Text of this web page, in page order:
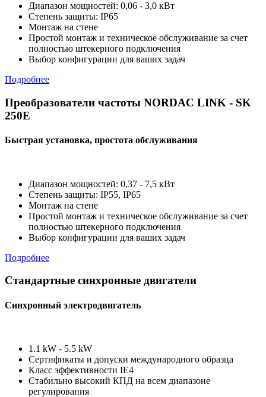
Диапазон мощностей: 0,06 - 3,0 кВт
Степень защиты: IP65
Монтаж на стене
Простой монтаж и техническое обслуживание за счет
полностью штекерного подключения
Выбор конфигурации для ваших задач
Подробнее
Преобразователи частоты NORDAC LINK - SK
250E
Быстрая установка, простота обслуживания
Диапазон мощностей: 0,37 - 7,5 кВт
Степень защиты: IP55, IP65
Монтаж на стене
Простой монтаж и техническое обслуживание за счет
полностью штекерного подключения
Выбор конфигурации для ваших задач
Подробнее
Стандартные синхронные двигатели
Синхронный электродвигатель
1.1 kW - 5.5 kW
Сертификаты и допуски международного образца
Класс эффективности IE4
Стабильно высокий КПД на всем диапазоне
регулирования